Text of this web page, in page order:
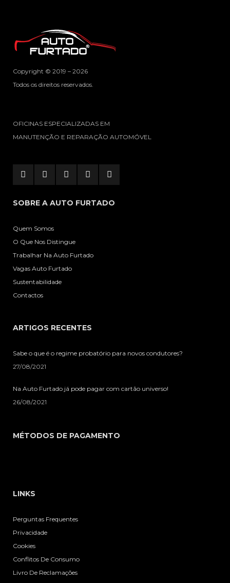
Copyright © 2019 – 2026
Todos os direitos reservados.
OFICINAS ESPECIALIZADAS EM
MANUTENÇÃO E REPARAÇÃO AUTOMÓVEL
SOBRE A AUTO FURTADO
Quem Somos
O Que Nos Distingue
Trabalhar Na Auto Furtado
Vagas Auto Furtado
Sustentabilidade
Contactos
ARTIGOS RECENTES
Sabe o que é o regime probatório para novos condutores?
27/08/2021
Na Auto Furtado já pode pagar com cartão universo!
26/08/2021
MÉTODOS DE PAGAMENTO
LINKS
Perguntas Frequentes
Privacidade
Cookies
Conflitos De Consumo
Livro De Reclamações